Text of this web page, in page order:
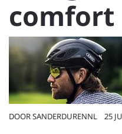
comfort
DOORSANDERDURENNL 25